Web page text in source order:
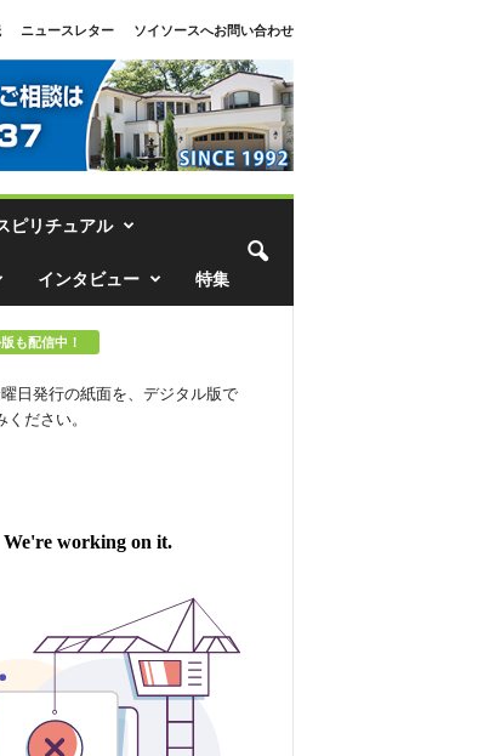
ニュースレター
ソイソースへお問い合わせ
ピリチュアル
インタビュー 特集
も配信中！
日発行の紙面を、デジタル版で
ください。